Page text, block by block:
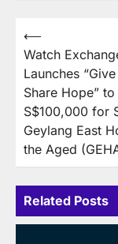
Post
navigation
⟵
Watch
Launches
Share Hope” to
S$100,000 for
Geylang East
the Aged
Related Posts